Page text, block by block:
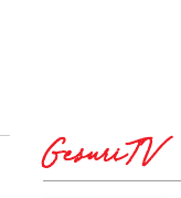
GesuriTV